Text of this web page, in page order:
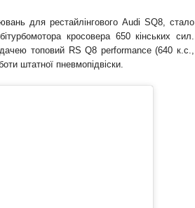
для рестайлінгового Audi SQ8, стало
кросовера 650 кінських сил.
топовий RS Q8 performance (640 к.с.,
штатної пневмопідвіски.